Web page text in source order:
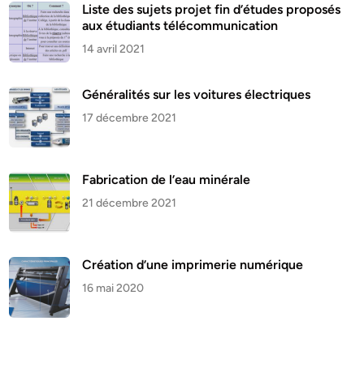
Liste des sujets projet fin d’études proposés
aux étudiants télécommunication
14 avril 2021
Généralités sur les voitures électriques
17 décembre 2021
Fabrication de l’eau minérale
21 décembre 2021
Création d’une imprimerie numérique
16 mai 2020